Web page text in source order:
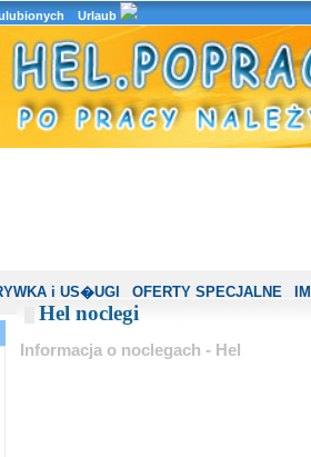
Urlaub
i US�UGI OFERTY SPECJALNE
Hel noclegi
Informacja o noclegach - Hel